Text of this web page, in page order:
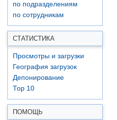
по подразделениям
по сотрудникам
СТАТИСТИКА
Просмотры и загрузки
География загрузок
Депонирование
Top 10
ПОМОЩЬ